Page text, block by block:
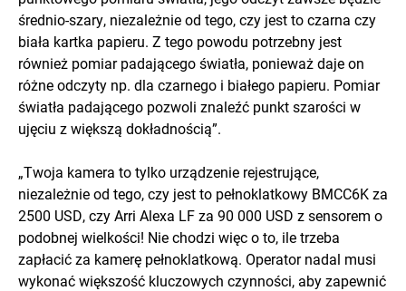
średnio-szary, niezależnie od tego, czy jest to czarna czy
biała kartka papieru. Z tego powodu potrzebny jest
również pomiar padającego światła, ponieważ daje on
różne odczyty np. dla czarnego i białego papieru. Pomiar
światła padającego pozwoli znaleźć punkt szarości w
ujęciu z większą dokładnością”.
„Twoja kamera to tylko urządzenie rejestrujące,
niezależnie od tego, czy jest to pełnoklatkowy BMCC6K za
2500 USD, czy Arri Alexa LF za 90 000 USD z sensorem o
podobnej wielkości! Nie chodzi więc o to, ile trzeba
zapłacić za kamerę pełnoklatkową. Operator nadal musi
wykonać większość kluczowych czynności, aby zapewnić